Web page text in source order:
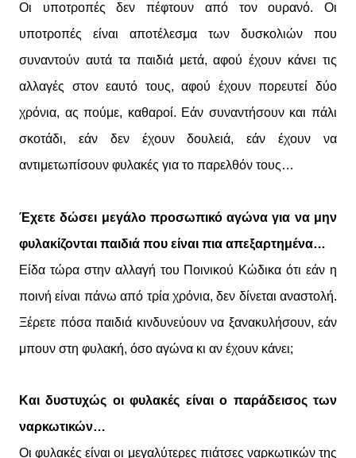
Οι υποτροπές δεν πέφτουν από τον ουρανό. Οι
υποτροπές είναι αποτέλεσμα των δυσκολιών που
συναντούν αυτά τα παιδιά μετά, αφού έχουν κάνει τις
αλλαγές στον εαυτό τους, αφού έχουν πορευτεί δύο
χρόνια, ας πούμε, καθαροί. Εάν συναντήσουν και πάλι
σκοτάδι, εάν δεν έχουν δουλειά, εάν έχουν να
αντιμετωπίσουν φυλακές για το παρελθόν τους…
Έχετε δώσει μεγάλο προσωπικό αγώνα για να μην
φυλακίζονται παιδιά που είναι πια απεξαρτημένα…
Είδα τώρα στην αλλαγή του Ποινικού Κώδικα ότι εάν η
ποινή είναι πάνω από τρία χρόνια, δεν δίνεται αναστολή.
Ξέρετε πόσα παιδιά κινδυνεύουν να ξανακυλήσουν, εάν
μπουν στη φυλακή, όσο αγώνα κι αν έχουν κάνει;
Και δυστυχώς οι φυλακές είναι ο παράδεισος των
ναρκωτικών…
Οι φυλακές είναι οι μεγαλύτερες πιάτσες ναρκωτικών της